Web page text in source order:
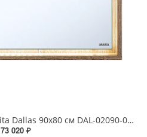
Зеркало с подсветкой Brevita Dallas 90х80 см DAL-02090-074 темное дерево
73 020 ₽